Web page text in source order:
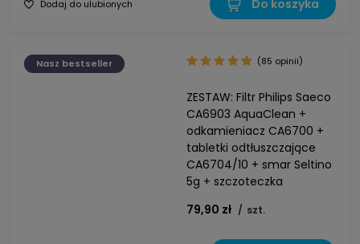
Dodaj do ulubionych Do koszyka
Nasz bestseller
ZESTAW: Filtr Philips Saeco
CA6903 AquaClean +
odkamieniacz CA6700 +
tabletki odtłuszczające
CA6704/10 + smar Seltino
5g + szczoteczka
79,90 zł / szt.
(85 opinii)